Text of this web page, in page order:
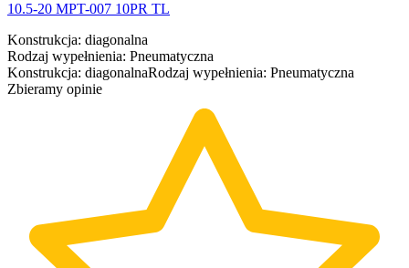
10.5-20 MPT-007 10PR TL
Konstrukcja: diagonalna
Rodzaj wypełnienia: Pneumatyczna
Konstrukcja: diagonalnaRodzaj wypełnienia: Pneumatyczna
Zbieramy opinie